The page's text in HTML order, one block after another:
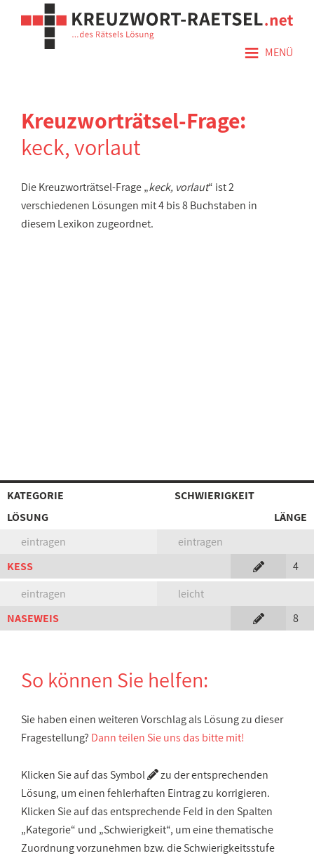
≡ MENÜ
Kreuzworträtsel-Frage:
keck, vorlaut
Die Kreuzworträtsel-Frage „keck, vorlaut“ ist 2
verschiedenen Lösungen mit 4 bis 8 Buchstaben in
diesem Lexikon zugeordnet.
KATEGORIE
SCHWIERIGKEIT
LÖSUNG
LÄNGE
eintragen
eintragen
KESS
4
eintragen
leicht
NASEWEIS
8
So können Sie helfen:
Sie haben einen weiteren Vorschlag als Lösung zu dieser
Fragestellung? Dann teilen Sie uns das bitte mit!
Klicken Sie auf das Symbol
zu der entsprechenden
Lösung, um einen fehlerhaften Eintrag zu korrigieren.
Klicken Sie auf das entsprechende Feld in den Spalten
„Kategorie“ und „Schwierigkeit“, um eine thematische
Zuordnung vorzunehmen bzw. die Schwierigkeitsstufe